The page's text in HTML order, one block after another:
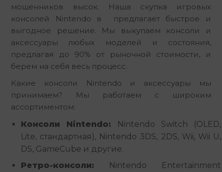
мошенников высок. Наша скупка игровых
консолей Nintendo в  предлагает быстрое и
выгодное решение. Мы выкупаем консоли и
аксессуары любых моделей и состояния,
предлагая до 90% от рыночной стоимости, и
берем на себя весь процесс.
Какие консоли Nintendo и аксессуары мы
принимаем? Мы работаем с широким
ассортиментом:
Консоли Nintendo: Nintendo Switch (OLED,
Lite, стандартная), Nintendo 3DS, 2DS, Wii, Wii U,
DS, GameCube и другие.
Ретро-консоли: Nintendo Entertainment